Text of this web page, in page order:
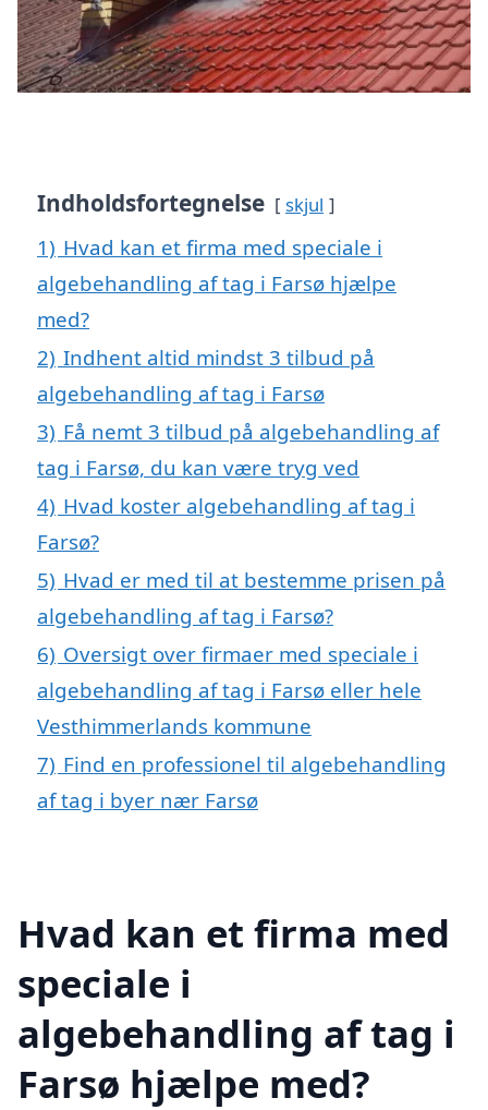
Indholdsfortegnelse skjul
1) Hvad kan et firma med speciale i
algebehandling af tag i Farsø hjælpe
med?
2) Indhent altid mindst 3 tilbud på
algebehandling af tag i Farsø
3) Få nemt 3 tilbud på algebehandling af
tag i Farsø, du kan være tryg ved
4) Hvad koster algebehandling af tag i
Farsø?
5) Hvad er med til at bestemme prisen på
algebehandling af tag i Farsø?
6) Oversigt over firmaer med speciale i
algebehandling af tag i Farsø eller hele
Vesthimmerlands kommune
7) Find en professionel til algebehandling
af tag i byer nær Farsø
Hvad kan et firma med
speciale i
algebehandling af tag i
Farsø hjælpe med?